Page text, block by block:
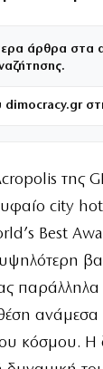
άρθρα στα
της
city
Best
ανάμεσα
κόσμου. Η